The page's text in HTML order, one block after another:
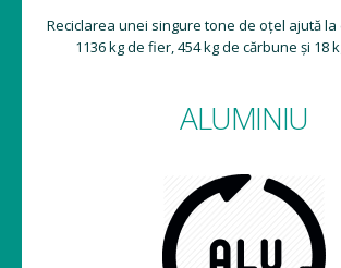
Reciclarea unei singure tone de oțel ajută
1136 kg de fier, 454 kg de cărbune și 18
ALUMINIU